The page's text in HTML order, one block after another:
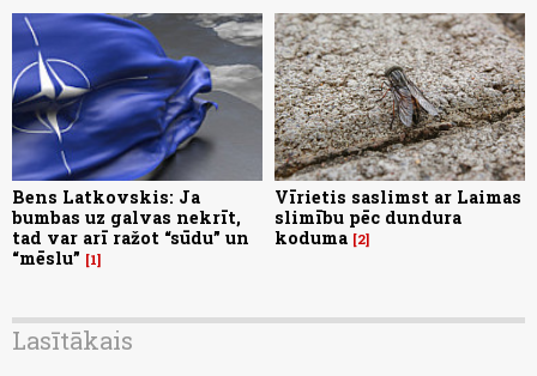
Bens Latkovskis: Ja
bumbas uz galvas nekrīt,
tad var arī ražot “sūdu” un
“mēslu”
1
Vīrietis saslimst ar Laimas
slimību pēc dundura
koduma 2
Lasītākais